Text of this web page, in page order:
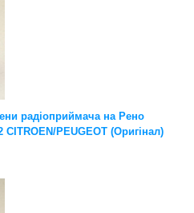
радіоприймача на Рено
PEUGEOT (Оригінал)